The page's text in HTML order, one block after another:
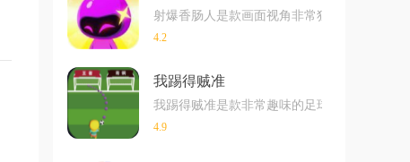
射爆香肠人是款画面视角非常独特的休闲闯
4.2
我踢得贼准
我踢得贼准是款非常趣味的足球射门闯关小
4.9